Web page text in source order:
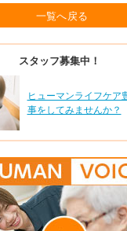
一覧へ戻る
スタッフ募集中！
ヒューマンライフケア
事をしてみませんか？